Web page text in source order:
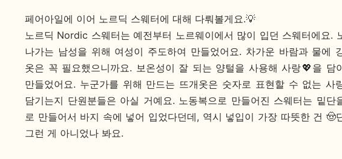
페어아일에 이어 노르딕 스웨터에 대해 다뤄볼게요.💡
노르딕 Nordic 스웨터는 예전부터 노르웨이에서 많이 입던 스웨터에요.
나가는 남성을 위해 여성이 주도하여 만들었어요. 차가운 바람과 물에
옷은 꼭 필요했으니까요. 보온성이 잘 되는 양털을 사용해 사랑💖을 담
만들었어요. 누군가를 위해 만드는 뜨개옷은 숫자로 표현할 수 없는 사
담기는지 단원분들은 아실 거예요. 노동복으로 만들어진 스웨터는 밑단
로 만들어서 바지 속에 넣어 입었다던데, 역시 넣입이 가장 따뜻한 건 🤠
그런 게 아니었나 봐요.